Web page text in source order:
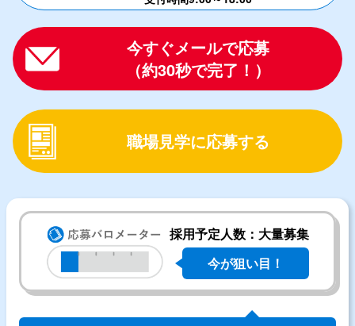
今すぐメールで応募
（約30秒で完了！）
職場見学に応募する
採用予定人数：大量募集
今が狙い目！